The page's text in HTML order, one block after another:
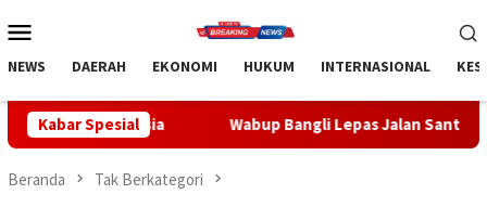
ke
Mobile
NEWS DAERAH EKONOMI HUKUM INTERNASIONAL
Kabar Spesial
Wabup Bangli Lepas Jalan Santai, Awali Rangkaian
Beranda Tak Berkategori